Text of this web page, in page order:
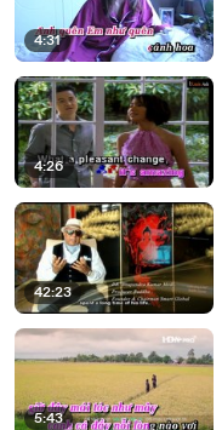
4:31
4:26
42:23
5:43